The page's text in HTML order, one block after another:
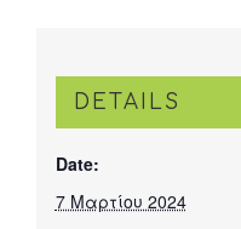
DETAILS
Date:
7 Μαρτίου 2024